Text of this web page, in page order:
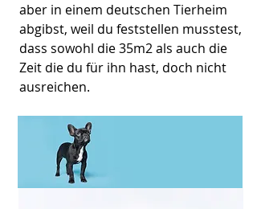
aber in einem deutschen Tierheim
abgibst, weil du feststellen musstest,
dass sowohl die 35m2 als auch die
Zeit die du für ihn hast, doch nicht
ausreichen.